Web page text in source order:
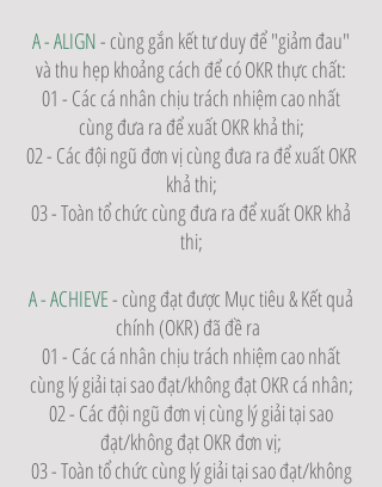
A - ALIGN- cùng gắn kết tư duy để "giảm đau"
và thu hẹp khoảng cách để có OKR thực chất:
01 - Các cá nhân chịu trách nhiệm cao nhất
cùng đưa ra để xuất OKR khả thi;
02 - Các đội ngũ đơn vị cùng đưa ra để xuất OKR
khả thi;
03 - Toàn tổ chức cùng đưa ra để xuất OKR khả
thi;
A - ACHIEVE- cùng đạt được Mục tiêu & Kết quả
chính (OKR) đã đề ra
01 - Các cá nhân chịu trách nhiệm cao nhất
cùng lý giải tại sao đạt/không đạt OKR cá nhân;
02 - Các đội ngũ đơn vị cùng lý giải tại sao
đạt/không đạt OKR đơn vị;
03 - Toàn tổ chức cùng lý giải tại sao đạt/không